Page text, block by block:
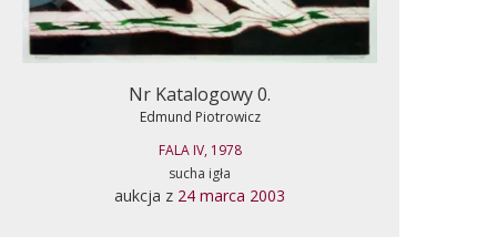
Nr Katalogowy 0.
Edmund Piotrowicz
FALA IV, 1978
sucha igła
aukcja z 24 marca 2003